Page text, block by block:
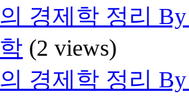
경제학 정리
(2 views)
경제학 정리